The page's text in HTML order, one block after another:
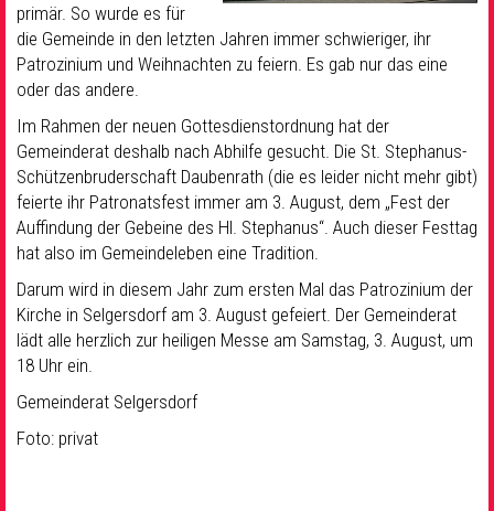
primär. So wurde es für
die Gemeinde in den letzten Jahren immer schwieriger, ihr
Patrozinium und Weihnachten zu feiern. Es gab nur das eine
oder das andere.
Im Rahmen der neuen Gottesdienstordnung hat der
Gemeinderat deshalb nach Abhilfe gesucht. Die St. Stephanus-
Schützenbruderschaft Daubenrath (die es leider nicht mehr gibt)
feierte ihr Patronatsfest immer am 3. August, dem „Fest der
Auffindung der Gebeine des Hl. Stephanus“. Auch dieser Festtag
hat also im Gemeindeleben eine Tradition.
Darum wird in diesem Jahr zum ersten Mal das Patrozinium der
Kirche in Selgersdorf am 3. August gefeiert. Der Gemeinderat
lädt alle herzlich zur heiligen Messe am Samstag, 3. August, um
18 Uhr ein.
Gemeinderat Selgersdorf
Foto: privat